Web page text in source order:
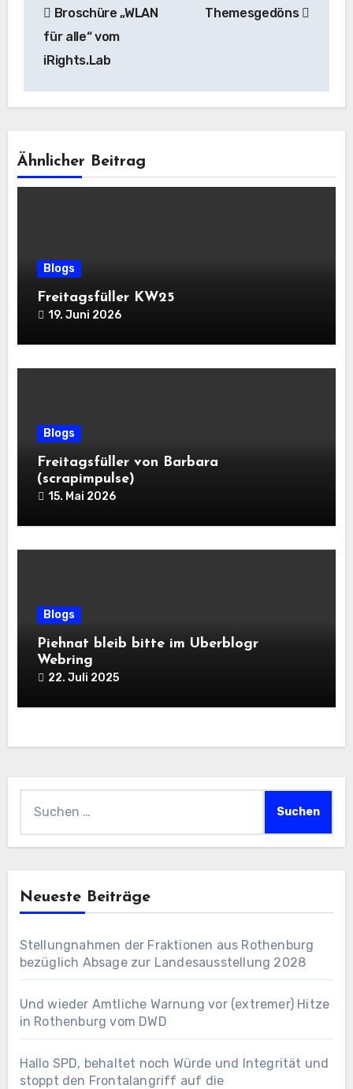
Broschüre „WLAN
für alle“ vom
iRights.Lab
Themesgedöns
Ähnlicher Beitrag
Blogs
Freitagsfüller KW25
19. Juni 2026
Blogs
Freitagsfüller von Barbara
(scrapimpulse)
15. Mai 2026
Blogs
Piehnat bleib bitte im Uberblogr
Webring
22. Juli 2025
nach:
Neueste Beiträge
Stellungnahmen der Fraktionen aus Rothenburg
bezüglich Absage zur Landesausstellung 2028
Und wieder Amtliche Warnung vor (extremer) Hitze
in Rothenburg vom DWD
Hallo SPD, behaltet noch Würde und Integrität und
stoppt den Frontalangriff auf die